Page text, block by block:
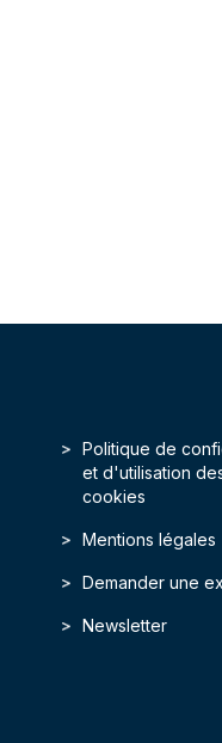
Politique de
et d'utilisation
cookies
Mentions légales
Demander une
Newsletter